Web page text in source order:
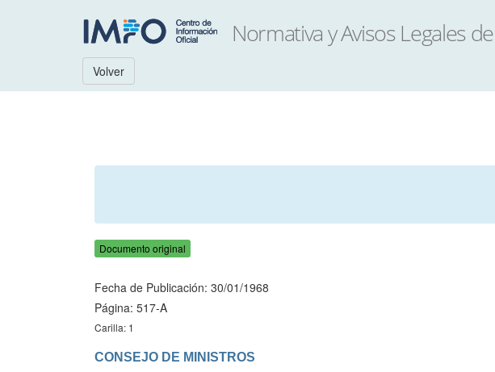
Volver
Documento original
Fecha de Publicación: 30/01/1968
Página: 517-A
Carilla: 1
CONSEJO DE MINISTROS